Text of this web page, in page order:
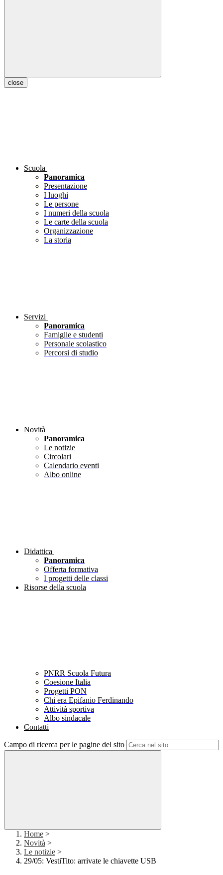
close
Scuola
Panoramica
Presentazione
I luoghi
Le persone
I numeri della scuola
Le carte della scuola
Organizzazione
La storia
Servizi
Panoramica
Famiglie e studenti
Personale scolastico
Percorsi di studio
Novità
Panoramica
Le notizie
Circolari
Calendario eventi
Albo online
Didattica
Panoramica
Offerta formativa
I progetti delle classi
Risorse della scuola
PNRR Scuola Futura
Coesione Italia
Progetti PON
Chi era Epifanio Ferdinando
Attività sportiva
Albo sindacale
Contatti
Campo di ricerca per le pagine del sito
Home >
Novità >
Le notizie >
29/05: VestiTito: arrivate le chiavette USB